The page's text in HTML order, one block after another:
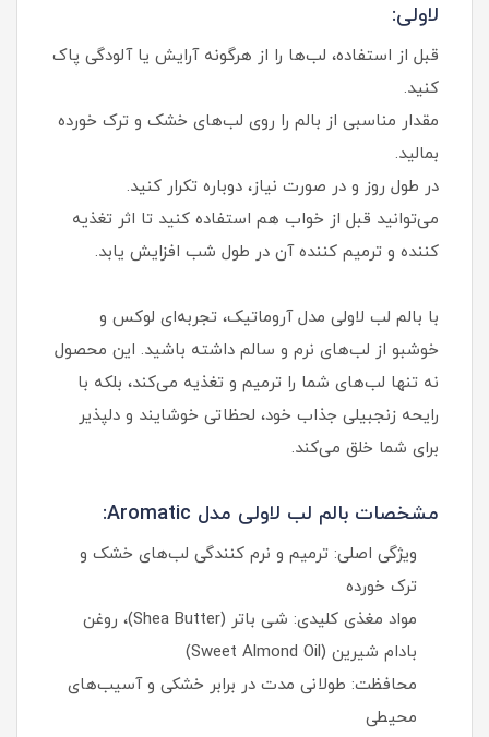
لاولی:
قبل از استفاده، لب‌ها را از هرگونه آرایش یا آلودگی پاک
کنید.
مقدار مناسبی از بالم را روی لب‌های خشک و ترک خورده
بمالید.
در طول روز و در صورت نیاز، دوباره تکرار کنید.
می‌توانید قبل از خواب هم استفاده کنید تا اثر تغذیه
کننده و ترمیم کننده آن در طول شب افزایش یابد.
با بالم لب لاولی مدل آروماتیک، تجربه‌ای لوکس و
خوشبو از لب‌های نرم و سالم داشته باشید. این محصول
نه تنها لب‌های شما را ترمیم و تغذیه می‌کند، بلکه با
رایحه زنجبیلی جذاب خود، لحظاتی خوشایند و دلپذیر
برای شما خلق می‌کند.
مشخصات بالم لب لاولی مدل Aromatic:
ویژگی اصلی: ترمیم و نرم کنندگی لب‌های خشک و
ترک خورده
مواد مغذی کلیدی: شی باتر (Shea Butter)، روغن
بادام شیرین (Sweet Almond Oil)
محافظت: طولانی مدت در برابر خشکی و آسیب‌های
محیطی